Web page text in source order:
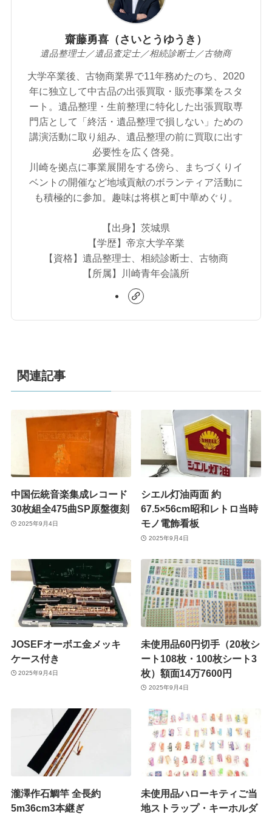
齋藤勇喜（さいとうゆうき）
遺品整理士／遺品査定士／相続診断士／古物商
大学卒業後、古物商業界で11年務めたのち、2020
年に独立して中古品の出張買取・販売事業をスタ
ート。遺品整理・生前整理に特化した出張買取専
門店として「終活・遺品整理で損しない」ための
講演活動に取り組み、遺品整理の前に買取に出す
必要性を広く啓発。
川崎を拠点に事業展開をする傍ら、まちづくりイ
ベントの開催など地域貢献のボランティア活動に
も積極的に参加。趣味は将棋と町中華めぐり。
【出身】茨城県
【学歴】帝京大学卒業
【資格】遺品整理士、相続診断士、古物商
【所属】川崎青年会議所
関連記事
中国伝統音楽集成レコード
30枚組全475曲SP原盤復刻
2025年9月4日
シエル灯油両面 約
67.5×56cm昭和レトロ当時
モノ電飾看板
2025年9月4日
JOSEFオーボエ金メッキ
ケース付き
2025年9月4日
未使用品60円切手（20枚シ
ート108枚・100枚シート3
枚）額面14万7600円
2025年9月4日
瀧澤作石鯛竿 全長約
5m36cm3本継ぎ
未使用品ハローキティご当
地ストラップ・キーホルダ